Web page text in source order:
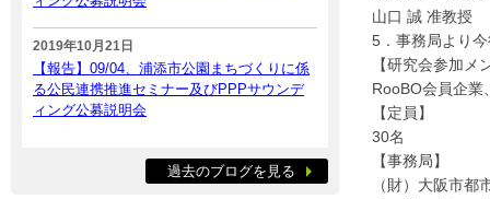
山口 誠 准教授
5．事務局より
【研究会参加メ
RooBO会員企業
【定員】
30名
【事務局】
（財）大阪市
2019年10月21日
【報告】09/04、浦添市公園まちづくりに係
る公民連携推進セミナー及びPPPサウンデ
ィング公募説明会
過去のブログを見る